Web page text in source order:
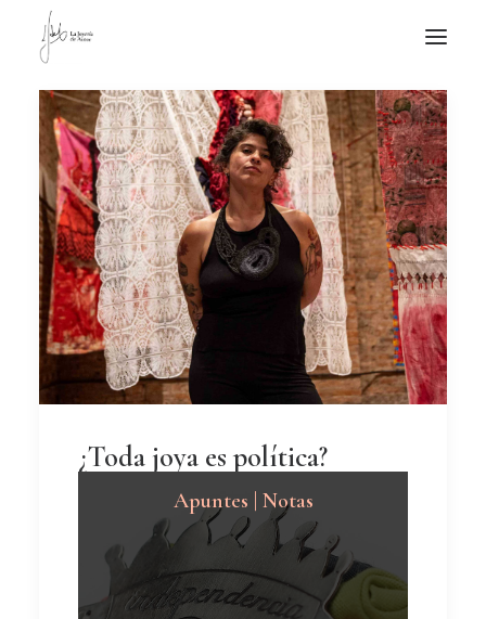
NOTICIAS DE JOYERÍA CONTEMPORÁNEA
NOVEDADES
DE VISITA
APUNTES
QUIÉN SOY
¿Toda joya es política?
Apuntes | Notas